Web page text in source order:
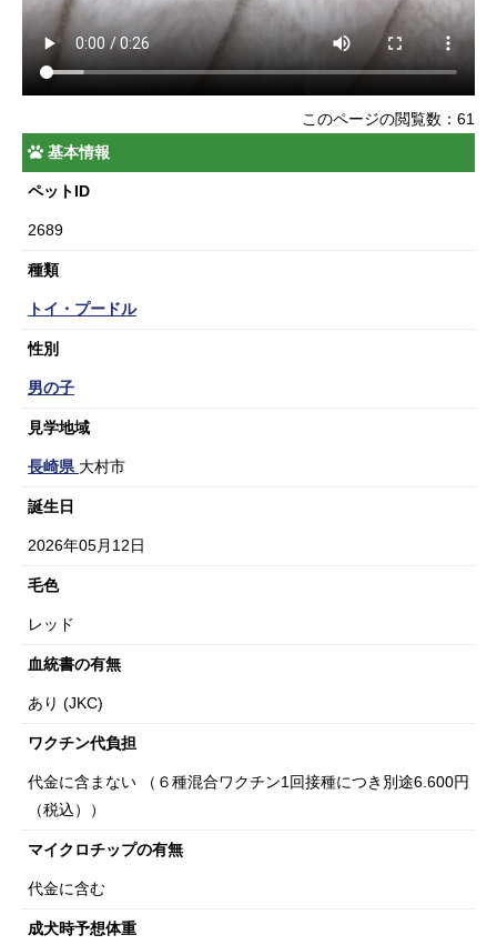
このページの閲覧数：61
基本情報
ペットID
2689
種類
トイ・プードル
性別
男の子
見学地域
長崎県 大村市
誕生日
2026年05月12日
毛色
レッド
血統書の有無
あり (JKC)
ワクチン代負担
代金に含まない （６種混合ワクチン1回接種につき別途6.600円
（税込））
マイクロチップの有無
代金に含む
成犬時予想体重